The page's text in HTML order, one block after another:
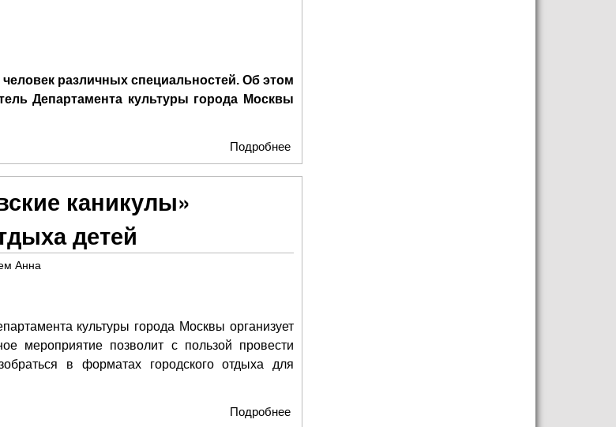
различных специальностей. Об этом
Департамента культуры города Москвы
Подробнее
в сфере культуры Москвы
каникулы»
детей
Анна
культуры города Москвы организует
мероприятие позволит с пользой провести
в форматах городского отдыха для
Подробнее